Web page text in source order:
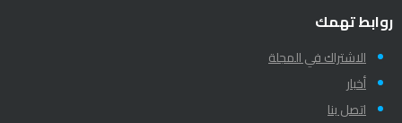
روابط تهمك
الاشتراك في المجلة
أخبار
اتصل بنا